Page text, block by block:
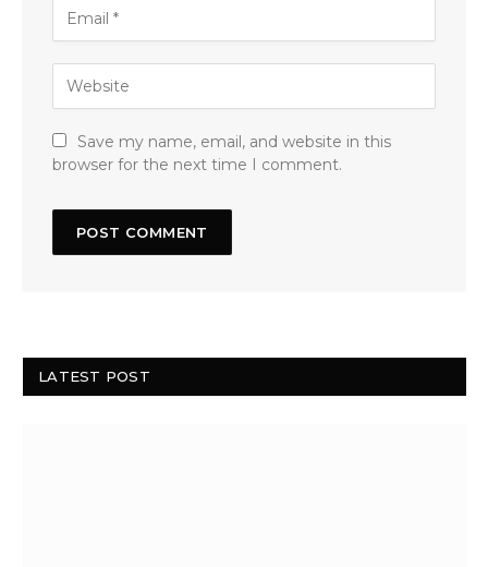
Save my name, email, and website in this
browser for the next time I comment.
LATEST POST